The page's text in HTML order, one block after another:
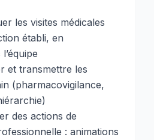
les visites médicales
établi, en
et transmettre les
(pharmacovigilance,
des actions de
: animations